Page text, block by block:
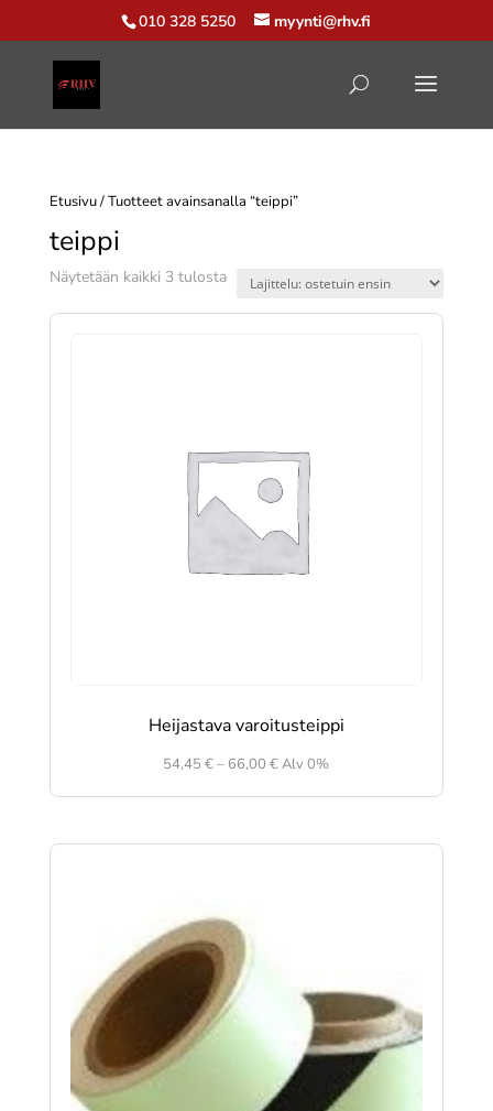
010 328 5250 myynti@rhv.fi
Etusivu/ Tuotteet avainsanalla “teippi”
teippi
Näytetään kaikki 3 tulostaSuosituimmat
ensin
Heijastava varoitusteippi
54,45€– 66,00€Hintaluokka:
Alv 0%